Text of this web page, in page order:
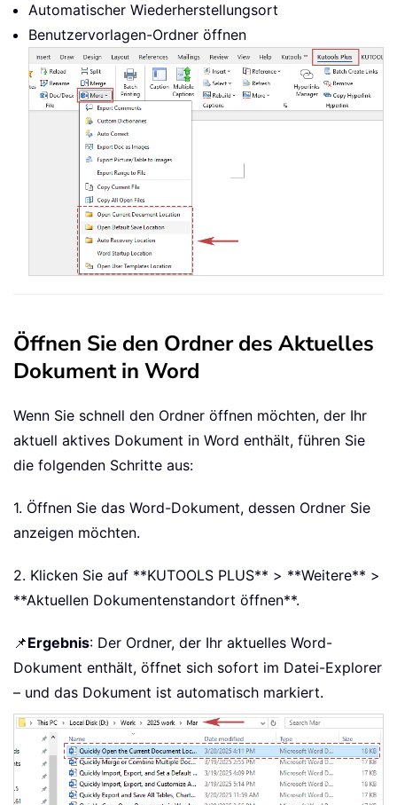
Automatischer Wiederherstellungsort
Benutzervorlagen-Ordner öffnen
Öffnen Sie den Ordner des Aktuelles
Dokument in Word
Wenn Sie schnell den Ordner öffnen möchten, der Ihr
aktuell aktives Dokument in Word enthält, führen Sie
die folgenden Schritte aus:
1. Öffnen Sie das Word-Dokument, dessen Ordner Sie
anzeigen möchten.
2. Klicken Sie auf **KUTOOLS PLUS** > **Weitere** >
**Aktuellen Dokumentenstandort öffnen**.
📌Ergebnis: Der Ordner, der Ihr aktuelles Word-
Dokument enthält, öffnet sich sofort im Datei-Explorer
– und das Dokument ist automatisch markiert.